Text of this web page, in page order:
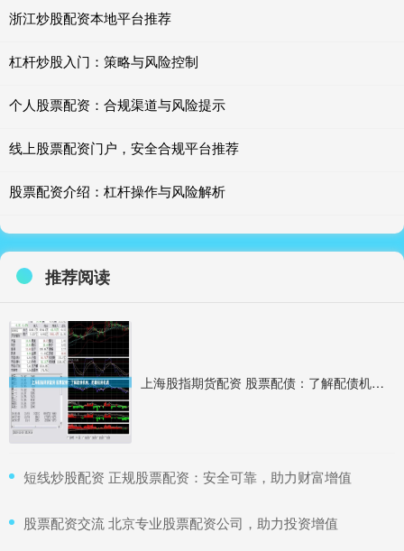
浙江炒股配资本地平台推荐
杠杆炒股入门：策略与风险控制
个人股票配资：合规渠道与风险提示
线上股票配资门户，安全合规平台推荐
股票配资介绍：杠杆操作与风险解析
推荐阅读
上海股指期货配资 股票配债：了解配债机制，把握投资机遇
​短线炒股配资 正规股票配资：安全可靠，助力财富增值
​股票配资交流 北京专业股票配资公司，助力投资增值